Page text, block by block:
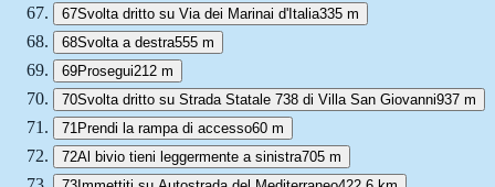
67Svolta dritto su Via dei Marinai d'Italia335 m
68Svolta a destra555 m
69Prosegui212 m
70Svolta dritto su Strada Statale 738 di Villa San Giovanni937 m
71 Prendi la rampa di accesso60 m
72Al bivio tieni leggermente a sinistra705 m